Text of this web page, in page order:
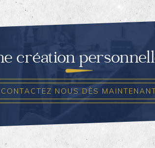
création
CONTACTEZ NOUS DÈS